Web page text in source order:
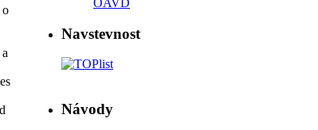
o
Navstevnost
Návody